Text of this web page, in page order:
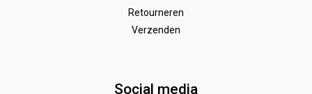
hoeven
Zadeldekken & toebehoren
Shirt met korte mouwen
Retourneren
Verzenden
Social media